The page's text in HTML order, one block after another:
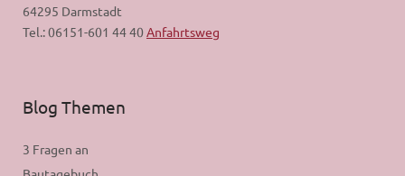
64295 Darmstadt
Tel.: 06151-601 44 40Anfahrtsweg
Blog Themen
3 Fragen an